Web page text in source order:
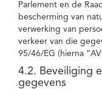
Parlement en de
bescherming van
verwerking van
verkeer van die
95/46/EG (hierna
4.2. Beveiliging
gegevens